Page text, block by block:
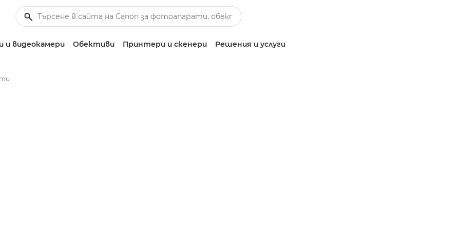
видеокамери Обективи Принтери и скенери Решения и услуги